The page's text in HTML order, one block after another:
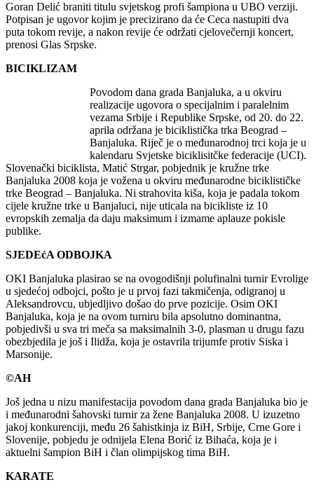
Goran Delić braniti titulu svjetskog profi šampiona u UBO verziji.
Potpisan je ugovor kojim je precizirano da će Ceca nastupiti dva
puta tokom revije, a nakon revije će održati cjelovečernji koncert,
prenosi Glas Srpske.
BICIKLIZAM
Povodom dana grada Banjaluka, a u okviru
realizacije ugovora o specijalnim i paralelnim
vezama Srbije i Republike Srpske, od 20. do 22.
aprila održana je biciklistička trka Beograd –
Banjaluka. Riječ je o međunarodnoj trci koja je u
kalendaru Svjetske biciklisitčke federacije (UCI).
Slovenački biciklista, Matić Strgar, pobjednik je kružne trke
Banjaluka 2008 koja je vožena u okviru međunarodne biciklističke
trke Beograd – Banjaluka. Ni strahovita kiša, koja je padala tokom
cijele kružne trke u Banjaluci, nije uticala na bicikliste iz 10
evropskih zemalja da daju maksimum i izmame aplauze pokisle
publike.
SJEDEćA ODBOJKA
OKI Banjaluka plasirao se na ovogodišnji polufinalni turnir Evrolige
u sjedećoj odbojci, pošto je u prvoj fazi takmičenja, odigranoj u
Aleksandrovcu, ubjedljivo došao do prve pozicije. Osim OKI
Banjaluka, koja je na ovom turniru bila apsolutno dominantna,
pobjedivši u sva tri meča sa maksimalnih 3-0, plasman u drugu fazu
obezbjedila je još i Ilidža, koja je ostavrila trijumfe protiv Siska i
Marsonije.
©AH
Još jedna u nizu manifestacija povodom dana grada Banjaluka bio je
i međunarodni šahovski turnir za žene Banjaluka 2008. U izuzetno
jakoj konkurenciji, među 26 šahistkinja iz BiH, Srbije, Crne Gore i
Slovenije, pobjedu je odnijela Elena Borić iz Bihaća, koja je i
aktuelni šampion BiH i član olimpijskog tima BiH.
KARATE